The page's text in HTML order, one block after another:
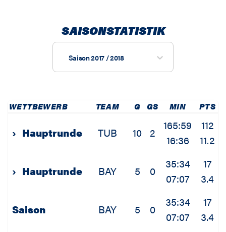
SAISONSTATISTIK
Saison 2017 / 2018
WETTBEWERB TEAM G GS MIN PTS
› Hauptrunde TUB 10 2
165:59
16:36
112
11.2
› Hauptrunde BAY 5 0
35:34
07:07
17
3.4
Saison BAY 5 0
35:34
07:07
17
3.4